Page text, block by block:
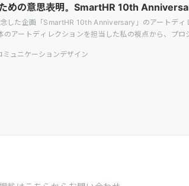
めの意思表明。SmartHR 10th
した企画「SmartHR 10th Anniversary」のアートデ
アートディレクションを担当した私の視点から、プ
ミュニケーションデザイン